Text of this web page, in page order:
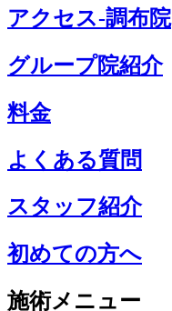
アクセス-調布院
グループ院紹介
料金
よくある質問
スタッフ紹介
初めての方へ
施術メニュー